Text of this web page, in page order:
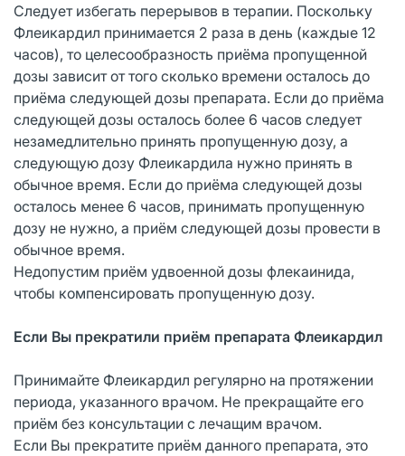
Следует избегать перерывов в терапии. Поскольку
Флеикардил принимается 2 раза в день (каждые 12
часов), то целесообразность приёма пропущенной
дозы зависит от того сколько времени осталось до
приёма следующей дозы препарата. Если до приёма
следующей дозы осталось более 6 часов следует
незамедлительно принять пропущенную дозу, а
следующую дозу Флеикардила нужно принять в
обычное время. Если до приёма следующей дозы
осталось менее 6 часов, принимать пропущенную
дозу не нужно, а приём следующей дозы провести в
обычное время.
Недопустим приём удвоенной дозы флекаинида,
чтобы компенсировать пропущенную дозу.
Если Вы прекратили приём препарата Флеикардил
Принимайте Флеикардил регулярно на протяжении
периода, указанного врачом. Не прекращайте его
приём без консультации с лечащим врачом.
Если Вы прекратите приём данного препарата, это